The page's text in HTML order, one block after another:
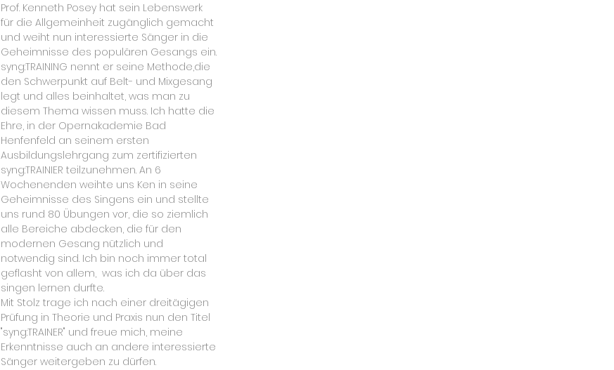
Prof. Kenneth Posey hat sein Lebenswerk
für die Allgemeinheit zugänglich gemacht
und weiht nun interessierte Sänger in die
Geheimnisse des populären Gesangs ein.
syng:TRAINING nennt er seine Methode,die
den Schwerpunkt auf Belt- und Mixgesang
legt und alles beinhaltet, was man zu
diesem Thema wissen muss. Ich hatte die
Ehre, in der Opernakademie Bad
Henfenfeld an seinem ersten
Ausbildungslehrgang zum zertifizierten
syng:TRAINIER teilzunehmen. An 6
Wochenenden weihte uns Ken in seine
Geheimnisse des Singens ein und stellte
uns rund 80 Übungen vor, die so ziemlich
alle Bereiche abdecken, die für den
modernen Gesang nützlich und
notwendig sind. Ich bin noch immer total
geflasht von allem, was ich da über das
singen lernen durfte.
Mit Stolz trage ich nach einer dreitägigen
Prüfung in Theorie und Praxis nun den Titel
"syng:TRAINER" und freue mich, meine
Erkenntnisse auch an andere interessierte
Sänger weitergeben zu dürfen.